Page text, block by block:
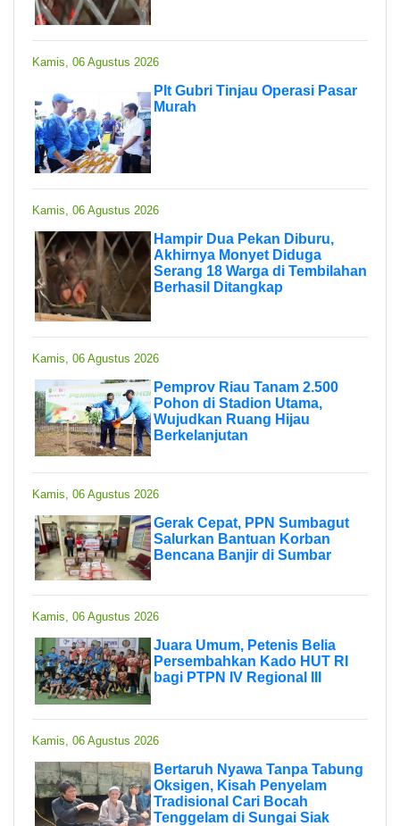
Kamis, 06 Agustus 2026
Plt Gubri Tinjau Operasi Pasar
Murah
Kamis, 06 Agustus 2026
Hampir Dua Pekan Diburu,
Akhirnya Monyet Diduga
Serang 18 Warga di Tembilahan
Berhasil Ditangkap
Kamis, 06 Agustus 2026
Pemprov Riau Tanam 2.500
Pohon di Stadion Utama,
Wujudkan Ruang Hijau
Berkelanjutan
Kamis, 06 Agustus 2026
Gerak Cepat, PPN Sumbagut
Salurkan Bantuan Korban
Bencana Banjir di Sumbar
Kamis, 06 Agustus 2026
Juara Umum, Petenis Belia
Persembahkan Kado HUT RI
bagi PTPN IV Regional III
Kamis, 06 Agustus 2026
Bertaruh Nyawa Tanpa Tabung
Oksigen, Kisah Penyelam
Tradisional Cari Bocah
Tenggelam di Sungai Siak